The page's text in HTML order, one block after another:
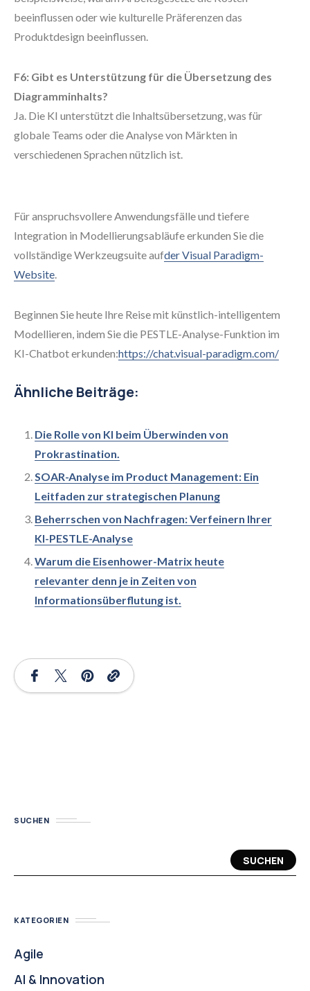
beeinflussen oder wie kulturelle Präferenzen das
Produktdesign beeinflussen.
F6: Gibt es Unterstützung für die Übersetzung des
Diagramminhalts?
Ja. Die KI unterstützt die Inhaltsübersetzung, was für
globale Teams oder die Analyse von Märkten in
verschiedenen Sprachen nützlich ist.
Für anspruchsvollere Anwendungsfälle und tiefere
Integration in Modellierungsabläufe erkunden Sie die
vollständige Werkzeugsuite aufder Visual Paradigm-
Website.
Beginnen Sie heute Ihre Reise mit künstlich-intelligentem
Modellieren, indem Sie die PESTLE-Analyse-Funktion im
KI-Chatbot erkunden:https://chat.visual-paradigm.com/
Ähnliche Beiträge:
Die Rolle von KI beim Überwinden von
Prokrastination.
SOAR-Analyse im Product Management: Ein
Leitfaden zur strategischen Planung
Beherrschen von Nachfragen: Verfeinern Ihrer
KI-PESTLE-Analyse
Warum die Eisenhower-Matrix heute
relevanter denn je in Zeiten von
Informationsüberflutung ist.
SUCHEN
SUCHEN
KATEGORIEN
Agile
AI & Innovation